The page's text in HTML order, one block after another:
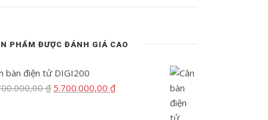
PHẨM ĐƯỢC ĐÁNH GIÁ CAO
bàn điện tử DIGI200
₫ Giá
5.700.000,00₫Giá